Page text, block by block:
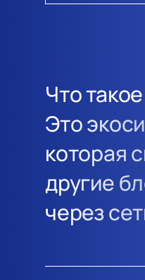
Что
Это
которая
другие
через